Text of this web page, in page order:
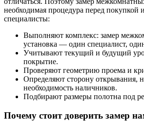
необходимая процедура перед покупкой
специалисты:
Выполняют комплекс: замер
установка — один специалист,
Учитывают текущий и будущий
покрытие.
Проверяют геометрию проема и
Определяют сторону открывания,
необходимость наличников.
Подбирают размеры полотна под
Почему стоит доверить замер